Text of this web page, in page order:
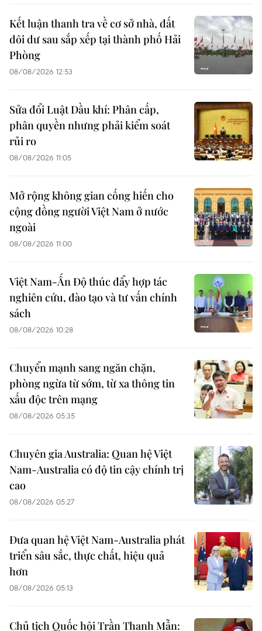
Kết luận thanh tra về cơ sở nhà, đất
dôi dư sau sắp xếp tại thành phố Hải
Phòng
08/08/2026 12:53
Sửa đổi Luật Dầu khí: Phân cấp,
phân quyền nhưng phải kiểm soát
rủi ro
08/08/2026 11:05
Mở rộng không gian cống hiến cho
cộng đồng người Việt Nam ở nước
ngoài
08/08/2026 11:00
Việt Nam-Ấn Độ thúc đẩy hợp tác
nghiên cứu, đào tạo và tư vấn chính
sách
08/08/2026 10:28
Chuyển mạnh sang ngăn chặn,
phòng ngừa từ sớm, từ xa thông tin
xấu độc trên mạng
08/08/2026 05:35
Chuyên gia Australia: Quan hệ Việt
Nam-Australia có độ tin cậy chính trị
cao
08/08/2026 05:27
Đưa quan hệ Việt Nam-Australia phát
triển sâu sắc, thực chất, hiệu quả
hơn
08/08/2026 05:13
Chủ tịch Quốc hội Trần Thanh Mẫn: